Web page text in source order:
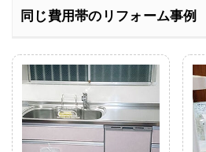
同じ費用帯のリフォーム事例